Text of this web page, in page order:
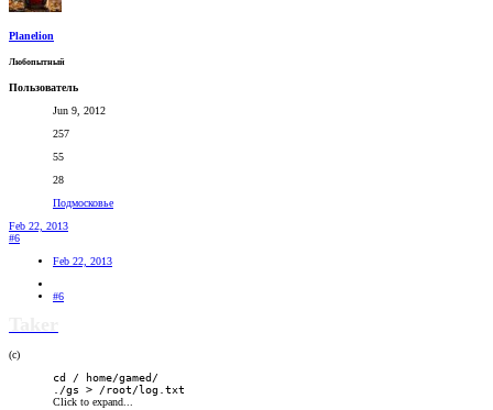
Planelion
Любопытный
Пользователь
Jun 9, 2012
257
55
28
Подмосковье
Feb 22, 2013
#6
Feb 22, 2013
#6
(c)
cd / home/gamed/
./gs > /root/log.txt
Click to expand...